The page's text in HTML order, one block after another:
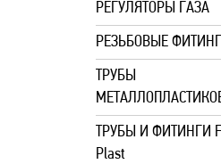
РЕГУЛЯТОРЫ ГАЗА
РЕЗЬБОВЫЕ
ТРУБЫ
ТРУБЫ И ФИТИНГИ
Plast